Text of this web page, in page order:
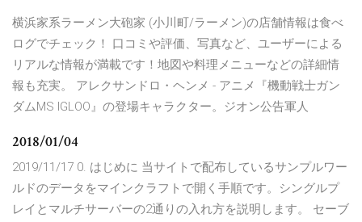
横浜家系ラーメン大砲家 (小川町/ラーメン)の店舗情報は食べ
ログでチェック！ 口コミや評価、写真など、ユーザーによる
リアルな情報が満載です！地図や料理メニューなどの詳細情
報も充実。 アレクサンドロ・ヘンメ - アニメ『機動戦士ガン
ダムMS IGLOO』の登場キャラクター。ジオン公告軍人
2018/01/04
2019/11/17 0. はじめに 当サイトで配布しているサンプルワー
ルドのデータをマインクラフトで開く手順です。シングルプ
レイとマルチサーバーの2通りの入れ方を説明します。 セーブ